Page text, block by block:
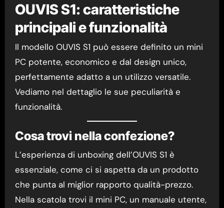
OUVIS S1: caratteristiche
principali e funzionalità
Il modello OUVIS S1 può essere definito un mini
PC potente, economico e dal design unico,
perfettamente adatto a un utilizzo versatile.
Vediamo nel dettaglio le sue peculiarità e
funzionalità.
Cosa trovi nella confezione?
L’esperienza di unboxing dell’OUVIS S1 è
essenziale, come ci si aspetta da un prodotto
che punta al miglior rapporto qualità-prezzo.
Nella scatola trovi il mini PC, un manuale utente,